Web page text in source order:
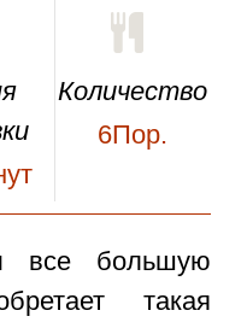
Количество
6Пор.
все большую
такая